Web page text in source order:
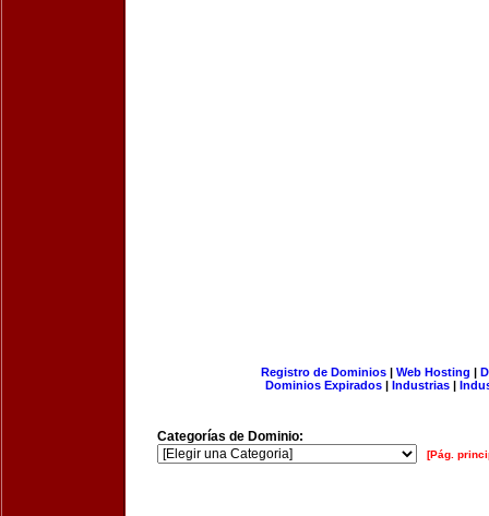
Registro de Dominios| Web Hosting |
Dominios Expirados | Industrias |
Categorías de Dominio:
[Pág.